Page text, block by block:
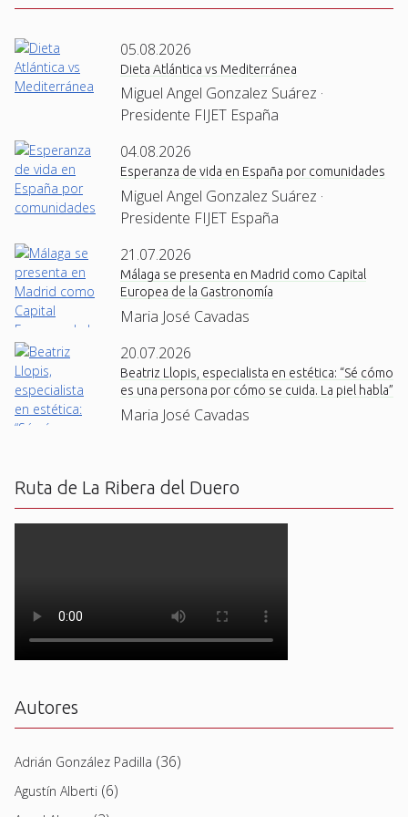
05.08.2026
Dieta Atlántica vs Mediterránea
Miguel Angel Gonzalez Suárez ·
Presidente FIJET España
04.08.2026
Esperanza de vida en España por comunidades
Miguel Angel Gonzalez Suárez ·
Presidente FIJET España
21.07.2026
Málaga se presenta en Madrid como Capital
Europea de la Gastronomía
Maria José Cavadas
20.07.2026
Beatriz Llopis, especialista en estética: “Sé cómo
es una persona por cómo se cuida. La piel habla”
Maria José Cavadas
Ruta de La Ribera del Duero
Autores
Adrián González Padilla (36)
Agustín Alberti (6)